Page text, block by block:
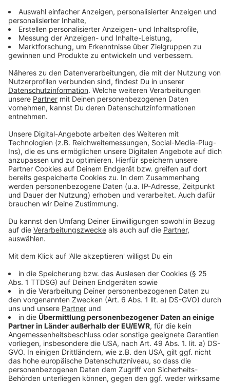
Thema:
Anzeige
Düsseldorf
Geplanter Auftritt in Düsseldorf: Fraktionen fordern
Hausverbot für Höcke
Protest gegen Besuch von AfD-Politiker Höcke
So berichtet die RP über Protest der Ultras gegen
Höcke Besuch
Anzeige
Folge uns für mehr News & Updates:
Anzeige
Instagram|Facebook|WhatsApp-Kanal
Anzeige
Anzeige